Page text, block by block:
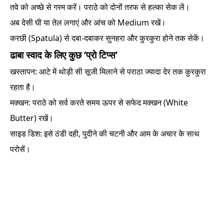
तवे को अच्छे से गरम करें। पराठे को दोनों तरफ से हल्का सेक लें।
अब देसी घी या तेल लगाएं और आंच को Medium रखें।
करछी (Spatula) से दबा-दबाकर सुनहरा और कुरकुरा होने तक सेकें।
ढाबा स्वाद के लिए कुछ ‘प्रो टिप्स’
खस्तापन: आटे में थोड़ी सी सूजी मिलाने से पराठा ज्यादा देर तक कुरकुरा
रहता है।
मक्खन: पराठे को सर्व करते समय ऊपर से सफेद मक्खन (White
Butter) रखें।
साइड डिश: इसे ठंडी दही, पुदीने की चटनी और आम के अचार के साथ
परोसें।